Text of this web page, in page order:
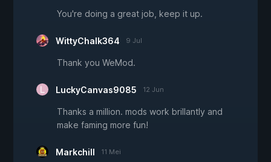
You're doing a great job, keep it up.
WittyChalk364 9 Jul
Thank you WeMod.
LuckyCanvas9085 12 Jun
Thanks a million. mods work brillantly and
make faming more fun!
Markchill 11 Mei